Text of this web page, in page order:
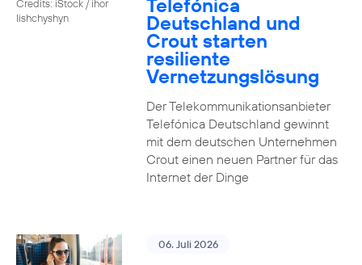
Credits: iStock / ihor
lishchyshyn
Telefónica
Deutschland und
Crout starten
resiliente
Vernetzungslösung
Der Telekommunikationsanbieter
Telefónica Deutschland gewinnt
mit dem deutschen Unternehmen
Crout einen neuen Partner für das
Internet der Dinge
06. Juli 2026